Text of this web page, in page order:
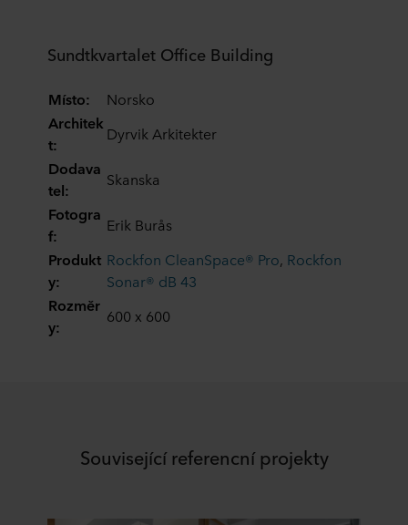
Sundtkvartalet Office Building
Místo:
Norsko
Architek
t:
Dyrvik Arkitekter
Dodava
tel:
Skanska
Fotogra
f:
Erik Burås
Produkt
y:
Rockfon CleanSpace® Pro, Rockfon
Sonar® dB 43
Rozměr
y:
600 x 600
Související referencní projekty